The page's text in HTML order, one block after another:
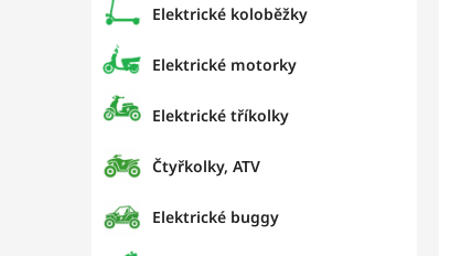
Elektrické koloběžky
Elektrické motorky
Elektrické tříkolky
Čtyřkolky, ATV
Elektrické buggy